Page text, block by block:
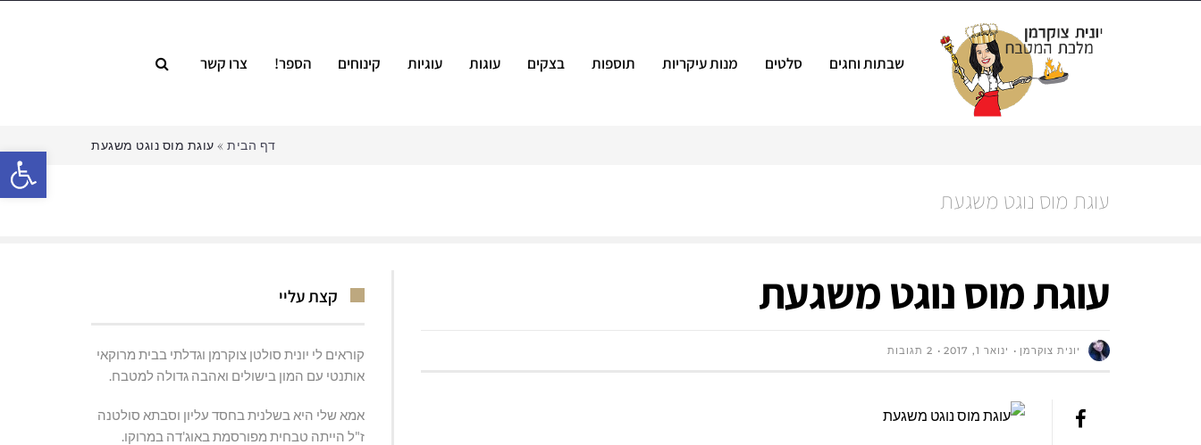
פתח
שבתות וחגים סלטים מנות עיקריות תוספות בצקים עוגות עוגיות קינוחים הספר! צרו קשר
דף הבית » עוגת מוס נוגט משגעת
עוגת מוס נוגט משגעת
עוגת מוס נוגט משגעת
יונית צוקרמן ינואר 1, 2017 2 תגובות
קצת עליי
קוראים לי יונית סולטן צוקרמן וגדלתי בבית מרוקאי
אותנטי עם המון בישולים ואהבה גדולה למטבח.
אמא שלי היא בשלנית בחסד עליון וסבתא סולטנה
ז"ל הייתה טבחית מפורסמת באוג'דה במרוקו.